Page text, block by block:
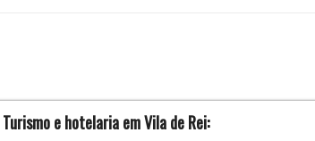
e hotelaria em Vila de Rei: